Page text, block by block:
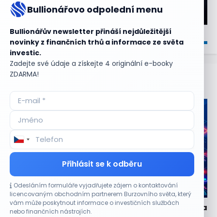
Bullionářovo odpolední menu
Bullionářův newsletter přináší nejdůležitější
novinky z finančních trhů a informace ze světa
investic.
Zadejte své údaje a získejte 4 originální e-booky
ZDARMA!
Přihlásit se k odběru
Odesláním formuláře vyjadřujete zájem o kontaktování
licencovaným obchodním partnerem Burzovního světa, který
vám může poskytnout informace o investičních službách
nebo finančních nástrojích.
Aktuální
CO HÝBE TRHEM
Partnerství s Googlem zvedlo akcie Oracle za dva